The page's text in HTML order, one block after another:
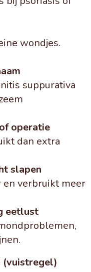
wondjes.
suppurativa
operatie
dan extra
slapen
en verbruikt meer
eetlust
(vuistregel)